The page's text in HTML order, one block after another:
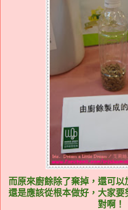
而原來廚餘除了棄掉，還可
還是應該從根本做好，大家
對啊！